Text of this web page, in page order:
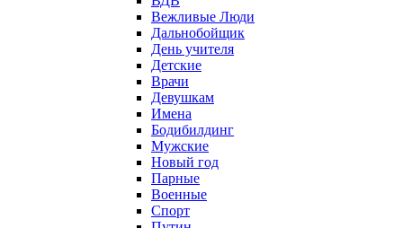
Вежливые Люди
Дальнобойщик
День учителя
Детские
Врачи
Девушкам
Имена
Бодибилдинг
Мужские
Новый год
Парные
Военные
Спорт